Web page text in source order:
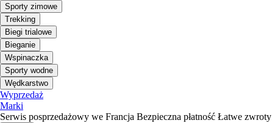
Sporty zimowe
Trekking
Biegi trialowe
Bieganie
Wspinaczka
Sporty wodne
Wędkarstwo
Wyprzedaż
Marki
Serwis posprzedażowy we Francja Bezpieczna płatność Łatwe zwroty